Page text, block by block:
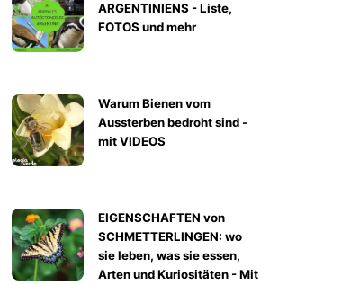
ARGENTINIENS - Liste,
FOTOS und mehr
Warum Bienen vom
Aussterben bedroht sind -
mit VIDEOS
EIGENSCHAFTEN von
SCHMETTERLINGEN: wo
sie leben, was sie essen,
Arten und Kuriositäten - Mit